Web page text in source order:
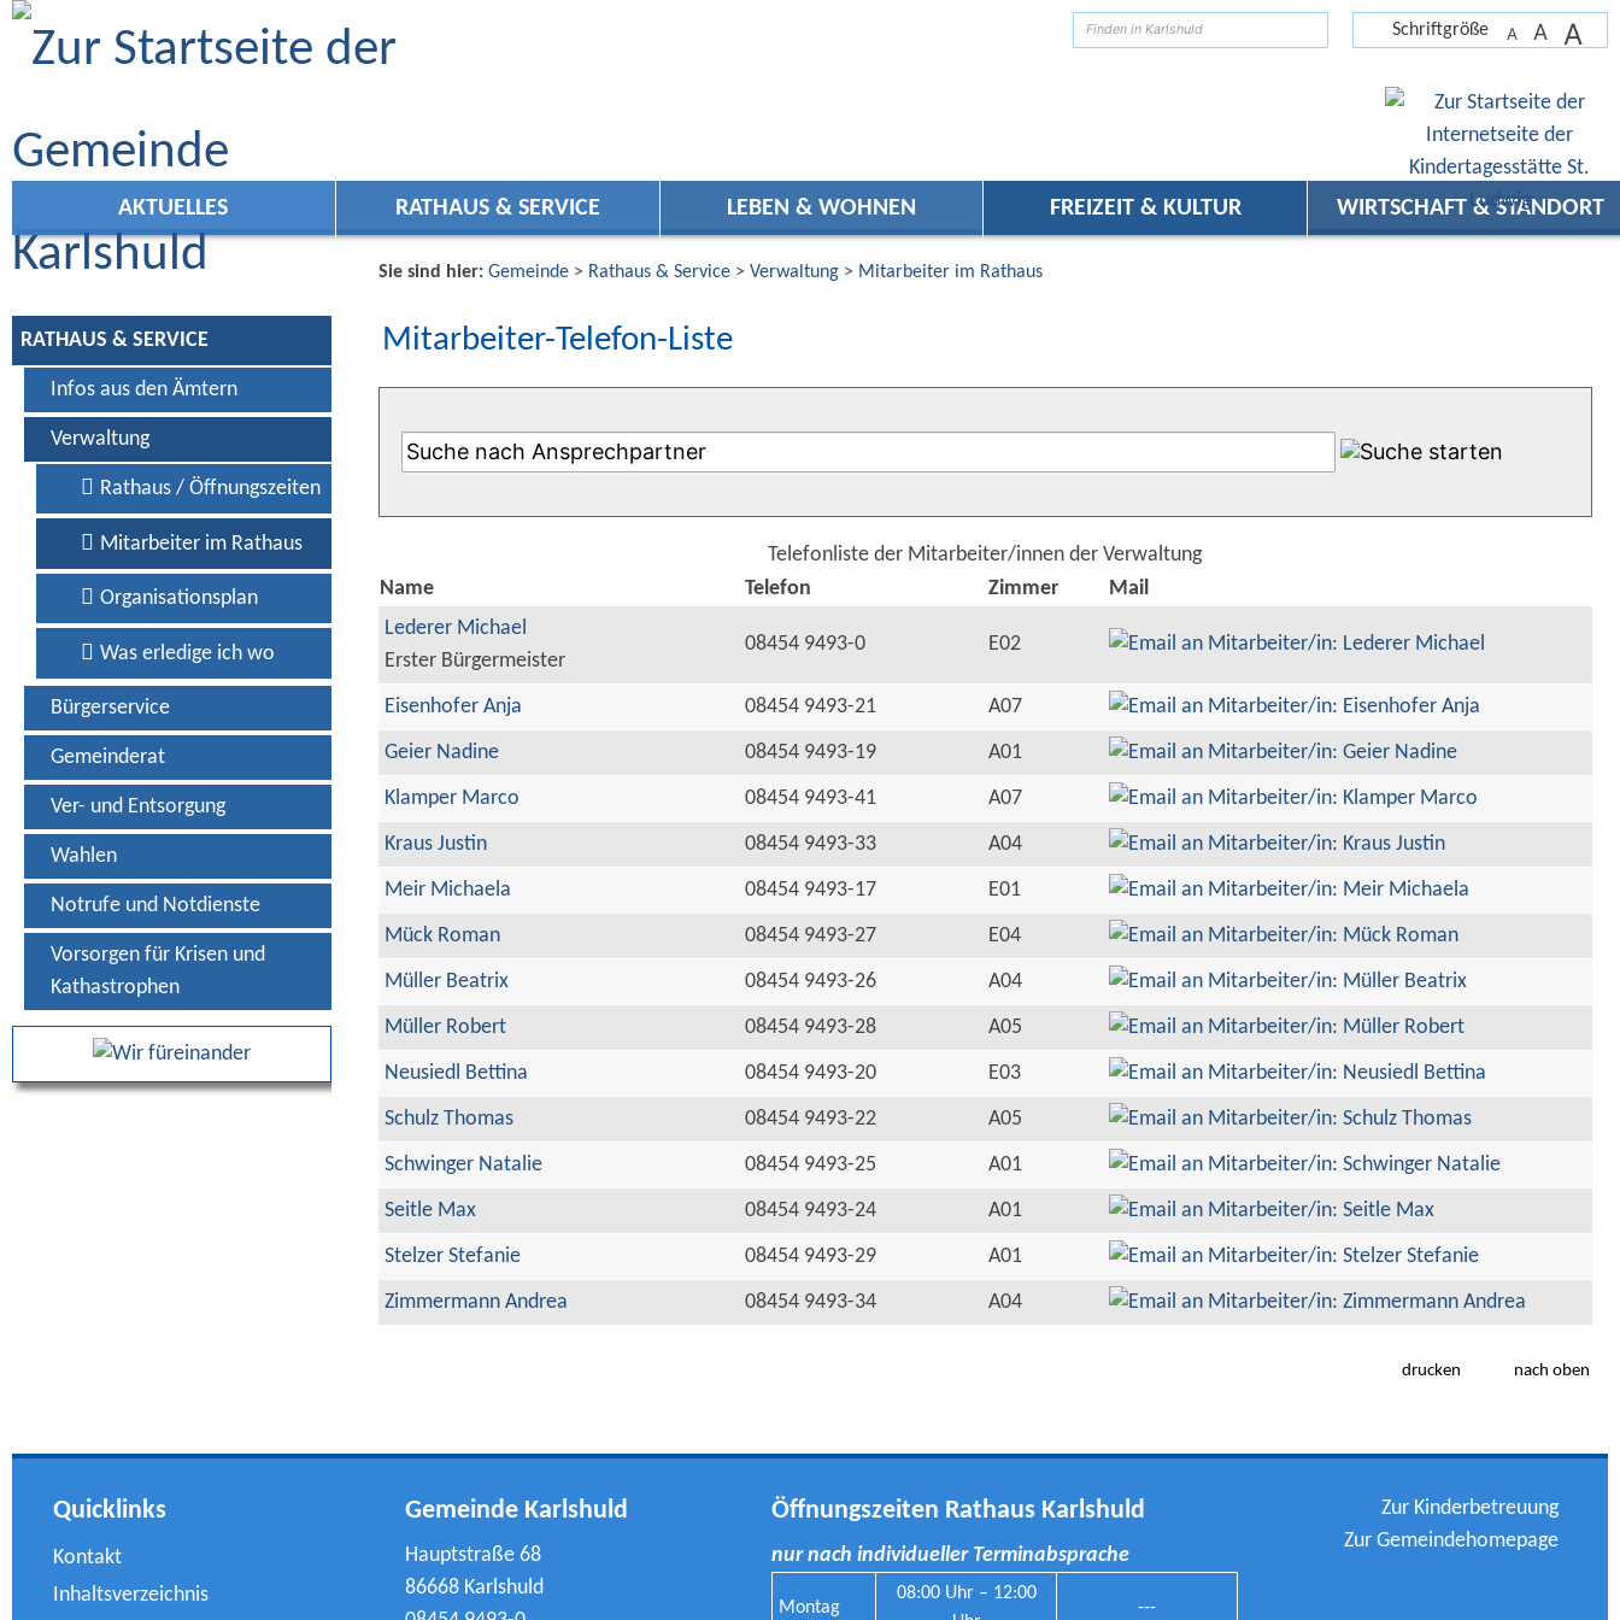
Zum Inhalt
Schriftgröße A A A
AKTUELLES RATHAUS & SERVICE LEBEN & WOHNEN FREIZEIT & KULTUR WIRTSCHAFT & STANDORT
RATHAUS & SERVICE
Infos aus den Ämtern
Verwaltung
Rathaus / Öffnungszeiten
Mitarbeiter im Rathaus
Organisationsplan
Was erledige ich wo
Bürgerservice
Gemeinderat
Ver- und Entsorgung
Wahlen
Notrufe und Notdienste
Vorsorgen für Krisen und
Kathastrophen
Sie sind hier: Gemeinde> Rathaus & Service> Verwaltung> Mitarbeiter im Rathaus
Mitarbeiter-Telefon-Liste
Telefonliste der Mitarbeiter/innen der Verwaltung
Name
Telefon Zimmer
Mail
Lederer Michael
Erster Bürgermeister
08454 9493-0 E02
Eisenhofer Anja 08454 9493-21
A07
Geier Nadine
08454 9493-19
A01
Klamper Marco
08454 9493-41
A07
Kraus Justin
08454 9493-33
A04
Meir Michaela
08454 9493-17
E01
Mück Roman
08454 9493-27
E04
Müller Beatrix
08454 9493-26
A04
Müller Robert
08454 9493-28
A05
Neusiedl Bettina
08454 9493-20
E03
Schulz Thomas
08454 9493-22
A05
Schwinger Natalie
08454 9493-25
A01
Seitle Max
08454 9493-24
A01
Stelzer Stefanie
08454 9493-29
A01
Zimmermann Andrea
08454 9493-34 A04
drucken nach oben
Quicklinks
Kontakt
Inhaltsverzeichnis
Gemeinde Karlshuld
Hauptstraße 68
86668 Karlshuld
Öffnungszeiten Rathaus Karlshuld
nur nach individueller Terminabsprache
Montag
08:00 Uhr – 12:00
---
Zur Kinderbetreuung
Zur Gemeindehomepage